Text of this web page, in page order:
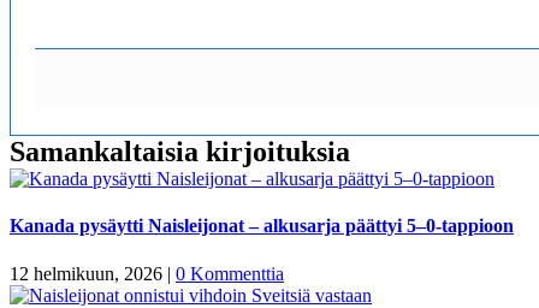
Samankaltaisia kirjoituksia
Kanada pysäytti Naisleijonat – alkusarja päättyi 5–0-tappioon
12 helmikuun, 2026 | 0 Kommenttia